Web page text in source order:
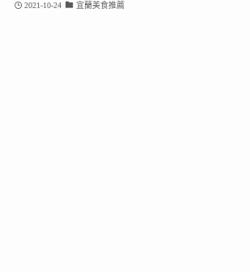
2021-10-24 宜蘭美食推薦